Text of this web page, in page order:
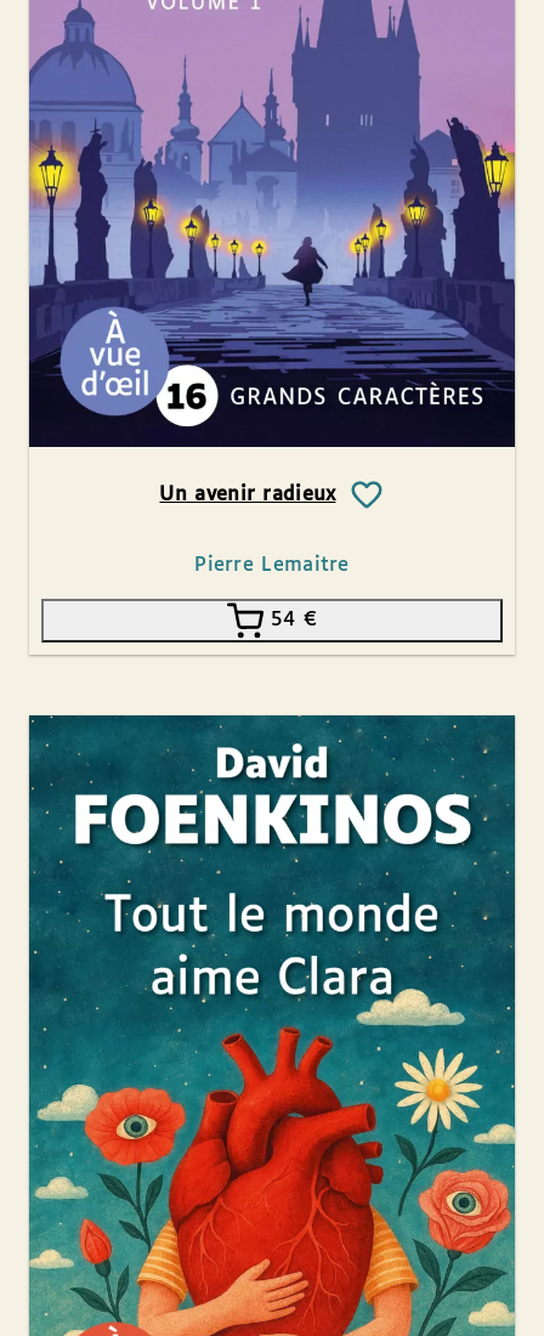
Un avenir radieux
Pierre Lemaitre
54 €